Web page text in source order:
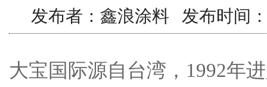
发布者：鑫浪涂料 发布时间：
大宝国际源自台湾，1992年